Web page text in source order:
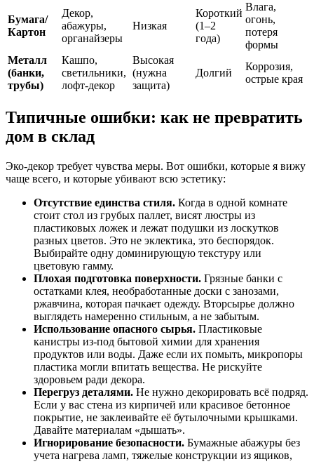
Бумага/
Картон
Декор,
абажуры,
органайзеры
Низкая
Короткий
(1–2
года)
Влага,
огонь,
потеря
формы
Металл
(банки,
трубы)
Кашпо,
светильники,
лофт-декор
Высокая
(нужна
защита)
Долгий
Коррозия,
острые края
Типичные ошибки: как не превратить
дом в склад
Эко-декор требует чувства меры. Вот ошибки, которые я вижу
чаще всего, и которые убивают всю эстетику:
Отсутствие единства стиля. Когда в одной комнате
стоит стол из грубых паллет, висят люстры из
пластиковых ложек и лежат подушки из лоскутков
разных цветов. Это не эклектика, это беспорядок.
Выбирайте одну доминирующую текстуру или
цветовую гамму.
Плохая подготовка поверхности. Грязные банки с
остатками клея, необработанные доски с занозами,
ржавчина, которая пачкает одежду. Вторсырье должно
выглядеть намеренно стильным, а не забытым.
Использование опасного сырья. Пластиковые
канистры из-под бытовой химии для хранения
продуктов или воды. Даже если их помыть, микропоры
пластика могли впитать вещества. Не рискуйте
здоровьем ради декора.
Перегруз деталями. Не нужно декорировать всё подряд.
Если у вас стена из кирпичей или красивое бетонное
покрытие, не заклеивайте её бутылочными крышками.
Давайте материалам «дышать».
Игнорирование безопасности. Бумажные абажуры без
учета нагрева ламп, тяжелые конструкции из ящиков,